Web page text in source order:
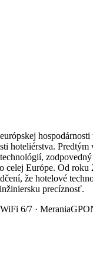
hospodárnosti
hoteliérstva. Predtým
celej Európe. Od
že hotelové
precíznosť.
WiFi 6/7 · Merania